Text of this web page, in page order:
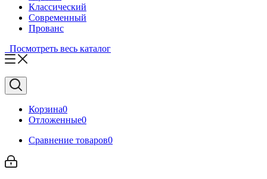
Классический
Современный
Прованс
Посмотреть весь каталог
Корзина0
Отложенные0
Сравнение товаров0